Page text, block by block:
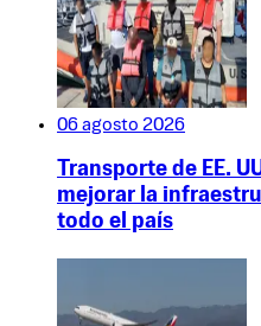
06 agosto 2026
Transporte de EE.
mejorar la
todo el país